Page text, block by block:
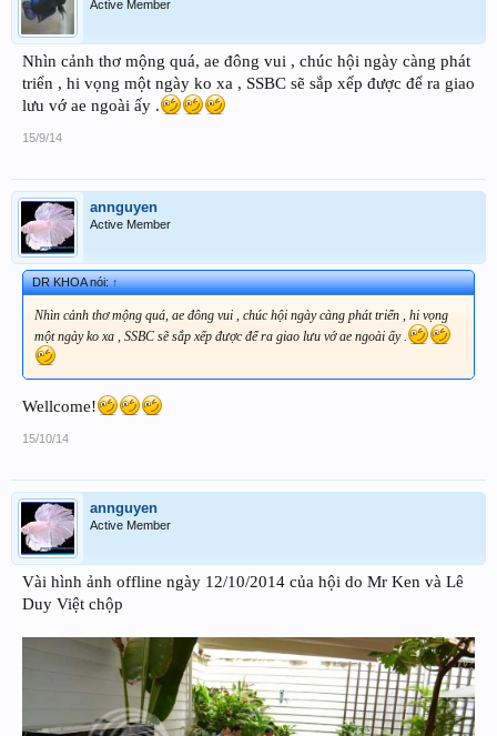
Active Member
Nhìn cảnh thơ mộng quá, ae đông vui , chúc hội ngày càng phát
triển , hi vọng một ngày ko xa , SSBC sẽ sắp xếp được để ra giao
lưu vớ ae ngoài ấy .
15/9/14
annguyen
Active Member
DR KHOA nói:↑
Nhìn cảnh thơ mộng quá, ae đông vui , chúc hội ngày càng phát triển , hi vọng
một ngày ko xa , SSBC sẽ sắp xếp được để ra giao lưu vớ ae ngoài ấy .
Wellcome!
15/10/14
annguyen
Active Member
Vài hình ảnh offline ngày 12/10/2014 của hội do Mr Ken và Lê
Duy Việt chộp